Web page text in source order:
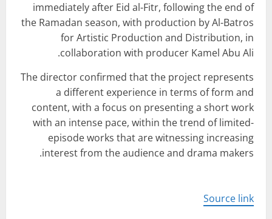
immediately after Eid al-Fitr, following the end of
the Ramadan season, with production by Al-Batros
for Artistic Production and Distribution, in
collaboration with producer Kamel Abu Ali.
The director confirmed that the project represents
a different experience in terms of form and
content, with a focus on presenting a short work
with an intense pace, within the trend of limited-
episode works that are witnessing increasing
interest from the audience and drama makers.
Source link